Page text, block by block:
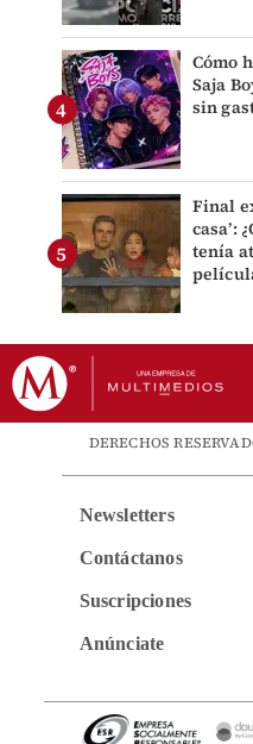
Cómo
Saja
sin
Final
casa’:
tenía
DERECHOS
Newsletters
Contáctanos
Suscripciones
Anúnciate